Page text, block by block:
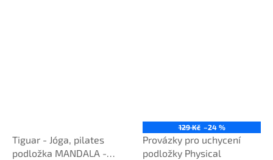
Tiguar - Jóga, pilates
podložka MANDALA -
129 Kč –24 %
Provázky pro uchycení
podložky Physical